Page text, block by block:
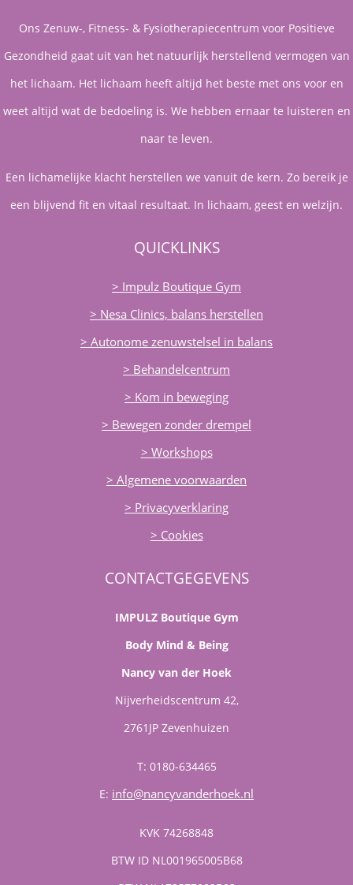
Ons Zenuw-, Fitness- & Fysiotherapiecentrum voor Positieve
Gezondheid gaat uit van het natuurlijk herstellend vermogen van
het lichaam. Het lichaam heeft altijd het beste met ons voor en
weet altijd wat de bedoeling is. We hebben ernaar te luisteren en
naar te leven.
Een lichamelijke klacht herstellen we vanuit de kern. Zo bereik je
een blijvend fit en vitaal resultaat. In lichaam, geest en welzijn.
QUICKLINKS
> Impulz Boutique Gym
> Nesa Clinics, balans herstellen
> Autonome zenuwstelsel in balans
> Behandelcentrum
> Kom in beweging
> Bewegen zonder drempel
> Workshops
> Algemene voorwaarden
> Privacyverklaring
> Cookies
CONTACTGEGEVENS
IMPULZ Boutique Gym
Body Mind & Being
Nancy van der Hoek
Nijverheidscentrum 42,
2761JP Zevenhuizen
T: 0180-634465
E: info@nancyvanderhoek.nl
KVK 74268848
BTW ID NL001965005B68